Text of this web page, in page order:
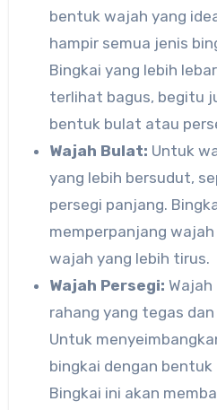
bentuk wajah yang
hampir semua jenis
Bingkai yang lebih
terlihat bagus, begitu
bentuk bulat atau
Wajah Bulat: Untuk
yang lebih bersudut,
persegi panjang.
memperpanjang
wajah yang lebih tirus.
Wajah Persegi: Wajah
rahang yang tegas
Untuk
bingkai dengan
Bingkai ini akan